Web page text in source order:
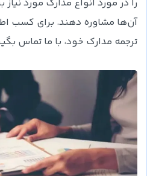
را در مورد انواع مدارک مورد نیاز
آن‌ها مشاوره دهند. برای کسب
ترجمه مدارک خود، با ما تماس